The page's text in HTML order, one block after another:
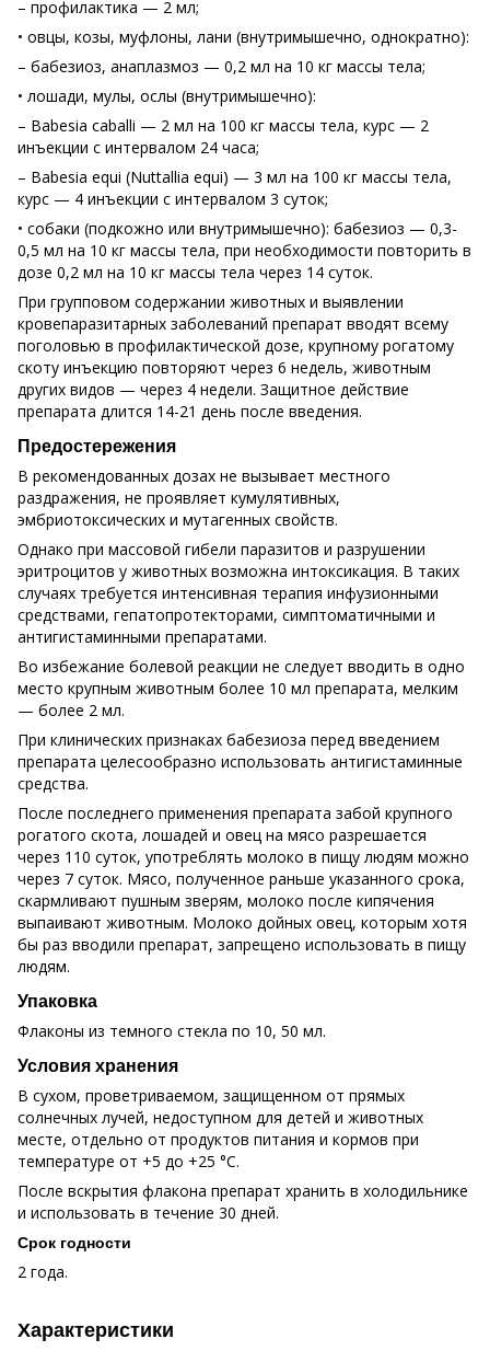
– профилактика — 2 мл;
• овцы, козы, муфлоны, лани (внутримышечно, однократно):
– бабезиоз, анаплазмоз — 0,2 мл на 10 кг массы тела;
• лошади, мулы, ослы (внутримышечно):
– Babesia caballi — 2 мл на 100 кг массы тела, курс — 2
инъекции с интервалом 24 часа;
– Babesia equi (Nuttallia equi) — 3 мл на 100 кг массы тела,
курс — 4 инъекции с интервалом 3 суток;
• собаки (подкожно или внутримышечно): бабезиоз — 0,3-
0,5 мл на 10 кг массы тела, при необходимости повторить в
дозе 0,2 мл на 10 кг массы тела через 14 суток.
При групповом содержании животных и выявлении
кровепаразитарных заболеваний препарат вводят всему
поголовью в профилактической дозе, крупному рогатому
скоту инъекцию повторяют через 6 недель, животным
других видов — через 4 недели. Защитное действие
препарата длится 14-21 день после введения.
Предостережения
В рекомендованных дозах не вызывает местного
раздражения, не проявляет кумулятивных,
эмбриотоксических и мутагенных свойств.
Однако при массовой гибели паразитов и разрушении
эритроцитов у животных возможна интоксикация. В таких
случаях требуется интенсивная терапия инфузионными
средствами, гепатопротекторами, симптоматичными и
антигистаминными препаратами.
Во избежание болевой реакции не следует вводить в одно
место крупным животным более 10 мл препарата, мелким
— более 2 мл.
При клинических признаках бабезиоза перед введением
препарата целесообразно использовать антигистаминные
средства.
После последнего применения препарата забой крупного
рогатого скота, лошадей и овец на мясо разрешается
через 110 суток, употреблять молоко в пищу людям можно
через 7 суток. Мясо, полученное раньше указанного срока,
скармливают пушным зверям, молоко после кипячения
выпаивают животным. Молоко дойных овец, которым хотя
бы раз вводили препарат, запрещено использовать в пищу
людям.
Упаковка
Флаконы из темного стекла по 10, 50 мл.
Условия хранения
В сухом, проветриваемом, защищенном от прямых
солнечных лучей, недоступном для детей и животных
месте, отдельно от продуктов питания и кормов при
температуре от +5 до +25 °С.
После вскрытия флакона препарат хранить в холодильнике
и использовать в течение 30 дней.
Срок годности
2 года.
Характеристики